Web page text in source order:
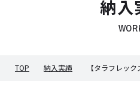
納入
TOP 納入実績 【タラフレッ